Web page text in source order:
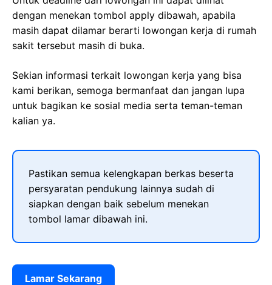
dengan menekan tombol apply dibawah, apabila
masih dapat dilamar berarti lowongan kerja di rumah
sakit tersebut masih di buka.
Sekian informasi terkait lowongan kerja yang bisa
kami berikan, semoga bermanfaat dan jangan lupa
untuk bagikan ke sosial media serta teman-teman
kalian ya.
Pastikan semua kelengkapan berkas beserta
persyaratan pendukung lainnya sudah di
siapkan dengan baik sebelum menekan
tombol lamar dibawah ini.
Lamar Sekarang